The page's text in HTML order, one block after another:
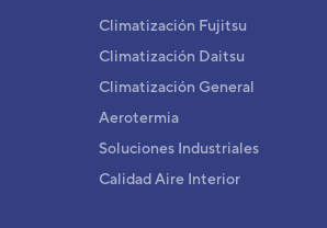
Climatización Fujitsu
Climatización Daitsu
Climatización General
Aerotermia
Soluciones Industriales
Calidad Aire Interior